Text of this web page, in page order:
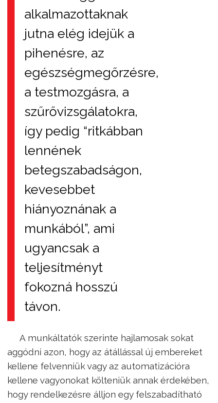
alkalmazottaknak
jutna elég idejük a
pihenésre, az
egészségmegőrzésre,
a testmozgásra, a
szűrővizsgálatokra,
így pedig “ritkábban
lennének
betegszabadságon,
kevesebbet
hiányoznának a
munkából”, ami
ugyancsak a
teljesítményt
fokozná hosszú
távon.
A munkáltatók szerinte hajlamosak sokat
aggódni azon, hogy az átállással új embereket
kellene felvenniük vagy az automatizációra
kellene vagyonokat költeniük annak érdekében,
hogy rendelkezésre álljon egy felszabadítható